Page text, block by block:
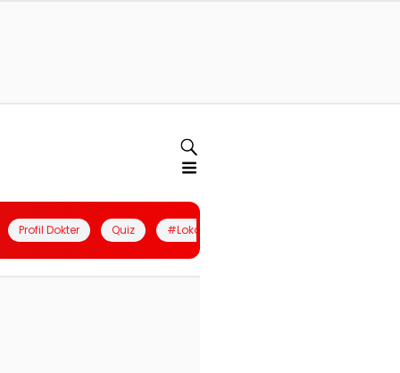
Profil Dokter Quiz #LokalBerdaya